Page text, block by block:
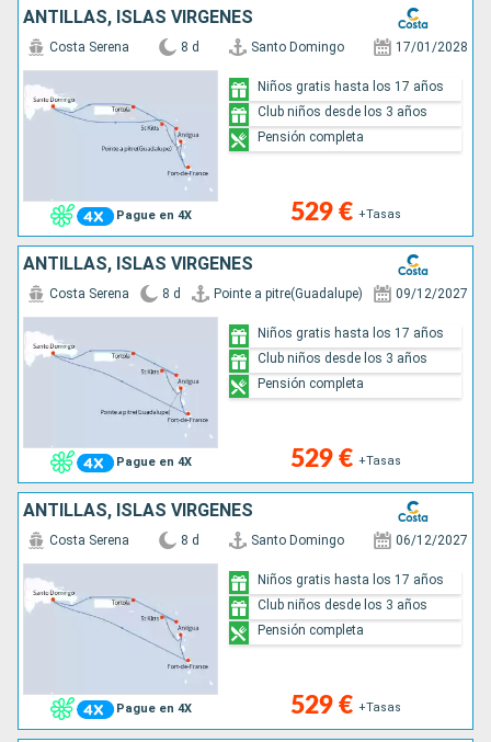
ANTILLAS, ISLAS VÍRGENES
Pague en 4X
Costa Serena 8 d Santo Domingo 17/01/2028
529 € +Tasas
Niños gratis hasta los 17 años
Club niños desde los 3 años
Pensión completa
ANTILLAS, ISLAS VÍRGENES
Pague en 4X
Costa Serena 8 d Pointe a pitre(Guadalupe) 09/12/2027
529 € +Tasas
Niños gratis hasta los 17 años
Club niños desde los 3 años
Pensión completa
ANTILLAS, ISLAS VÍRGENES
Pague en 4X
Costa Serena 8 d Santo Domingo 06/12/2027
529 € +Tasas
Niños gratis hasta los 17 años
Club niños desde los 3 años
Pensión completa